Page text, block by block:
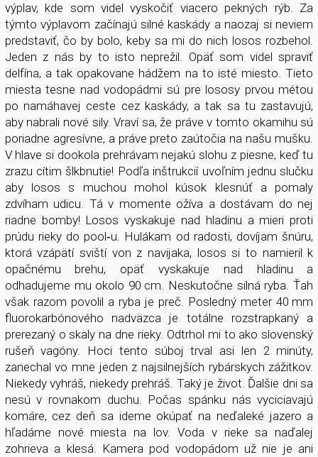
výplav, kde som videl vyskočiť viacero pekných rýb. Za
týmto výplavom začínajú silné kaskády a naozaj si neviem
predstaviť, čo by bolo, keby sa mi do nich losos rozbehol.
Jeden z nás by to isto neprežil. Opäť som videl spraviť
delfína, a tak opakovane hádžem na to isté miesto. Tieto
miesta tesne nad vodopádmi sú pre lososy prvou métou
po namáhavej ceste cez kaskády, a tak sa tu zastavujú,
aby nabrali nové sily. Vraví sa, že práve v tomto okamihu sú
poriadne agresívne, a práve preto zaútočia na našu mušku.
V hlave si dookola prehrávam nejakú slohu z piesne, keď tu
zrazu cítim šlkbnutie! Podľa inštrukcií uvoľním jednu slučku
aby losos s muchou mohol kúsok klesnúť a pomaly
zdvíham udicu. Tá v momente ožíva a dostávam do nej
riadne bomby! Losos vyskakuje nad hladinu a mieri proti
prúdu rieky do pool­‑u. Hulákam od radosti, dovíjam šnúru,
ktorá vzápätí sviští von z navijaka, losos si to namieril k
opačnému brehu, opäť vyskakuje nad hladinu a
odhadujeme mu okolo 90 cm. Neskutočne silná ryba. Ťah
však razom povolil a ryba je preč. Posledný meter 40 mm
fluorokarbónového nadväzca je totálne rozstrapkaný a
prerezaný o skaly na dne rieky. Odtrhol mi to ako slovenský
rušeň vagóny. Hoci tento súboj trval asi len 2 minúty,
zanechal vo mne jeden z najsilnejších rybárskych zážitkov.
Niekedy vyhráš, niekedy prehráš. Taký je život. Ďalšie dni sa
nesú v rovnakom duchu. Počas spánku nás vyciciavajú
komáre, cez deň sa ideme okúpať na neďaleké jazero a
hľadáme nové miesta na lov. Voda v rieke sa naďalej
zohrieva a klesá. Kamera pod vodopádom už nie je ani